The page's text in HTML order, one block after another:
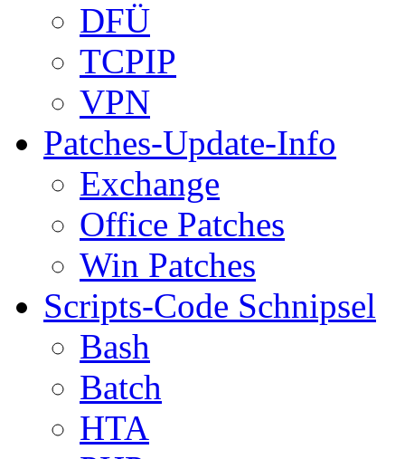
DFÜ
TCPIP
VPN
Patches-Update-Info
Exchange
Office Patches
Win Patches
Scripts-Code Schnipsel
Bash
Batch
HTA